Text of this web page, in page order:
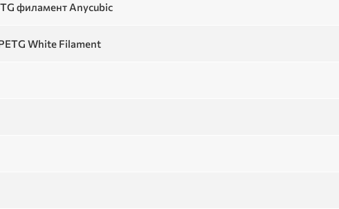
филамент Anycubic
White Filament